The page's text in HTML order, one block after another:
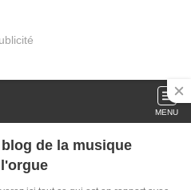
MENU
blog de la musique